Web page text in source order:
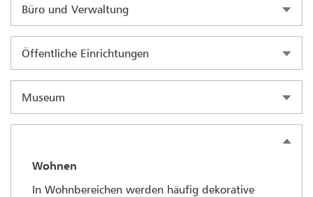
Büro und Verwaltung
Öffentliche Einrichtungen
Museum
Wohnen
In Wohnbereichen werden häufig dekorative